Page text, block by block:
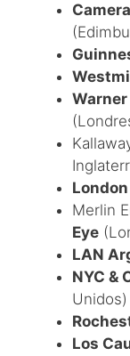
Warner
Merlin
Eye
LAN
NYC &
Unidos)
Los